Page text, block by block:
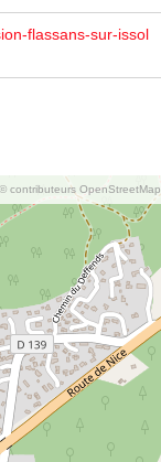
flassans-sur-issol
© contributeurs OpenStreetMap